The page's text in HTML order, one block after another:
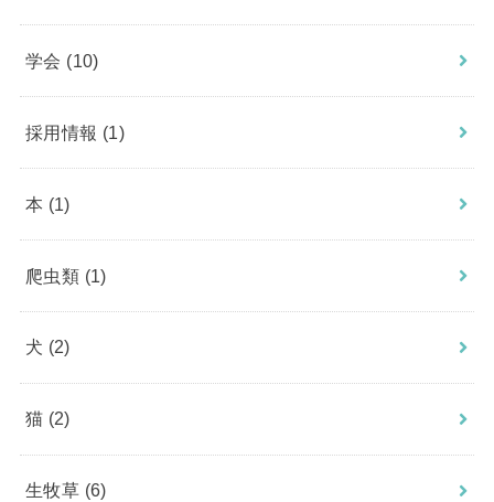
学会 (10)
採用情報 (1)
本 (1)
爬虫類 (1)
犬 (2)
猫 (2)
生牧草 (6)